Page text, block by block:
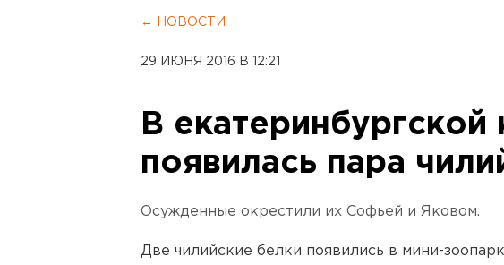
Челябинск
← НОВОСТИ
29 ИЮНЯ 2016 В 12:21
В екатеринбургской
появилась пара
Осужденные окрестили их Софьей и Яковом.
Две чилийские белки появились в мини-